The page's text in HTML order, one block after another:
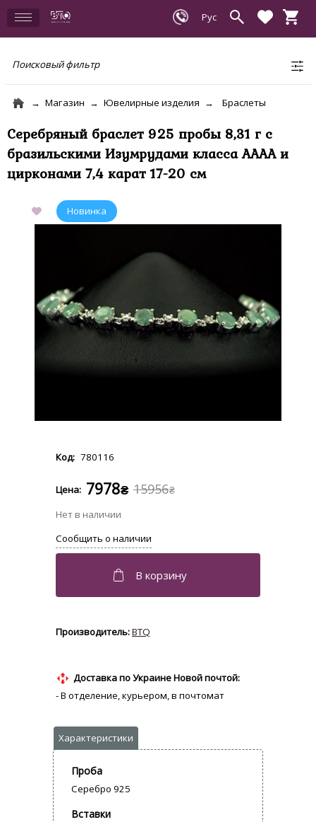
Поисковый фильтр
Магазин Ювелирные изделия Браслеты
Серебряный браслет 925 пробы 8,31 г с
бразильскими Изумрудами класса АААА и
цирконами 7,4 карат 17-20 см
780116
15956₴
7978₴
BTQ
Доставка по Украине Новой почтой:
- В отделение, курьером, в почтомат
Проба
Серебро 925
Вставки